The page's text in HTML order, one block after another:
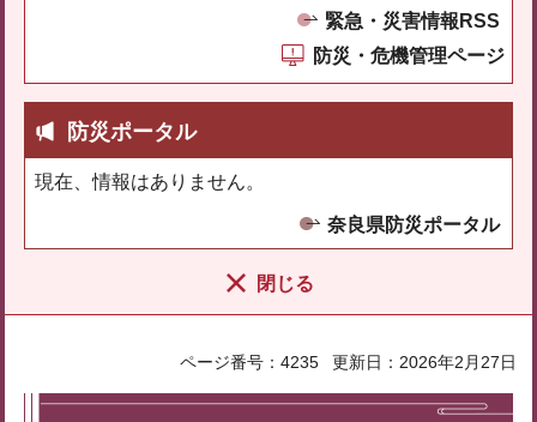
緊急・災害情報RSS
防災・危機管理ページ
防災ポータル
現在、情報はありません。
奈良県防災ポータル
閉じる
ページ番号：4235 更新日：2026年2月27日